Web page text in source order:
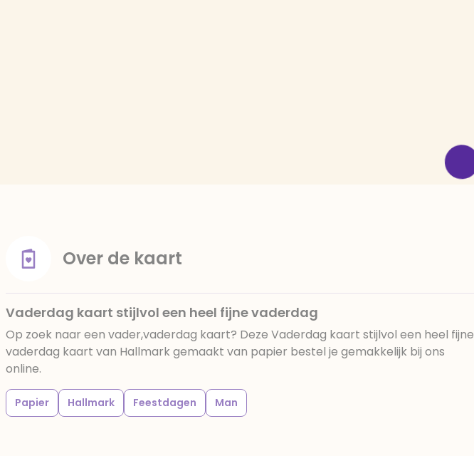
Over de kaart
Vaderdag kaart stijlvol een heel fijne vaderdag
Op zoek naar een vader,vaderdag kaart? Deze Vaderdag kaart stijlvol een heel fijne
vaderdag kaart van Hallmark gemaakt van papier bestel je gemakkelijk bij ons
online.
Papier Hallmark Feestdagen Man